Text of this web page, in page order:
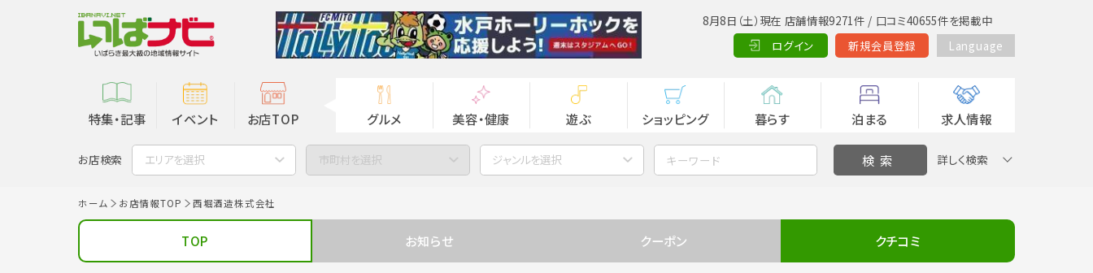
8月8日（土）現在 店舗情報9271件 / 口コミ40655件を掲載中
ログイン
新規会員登録 Language
特集・記事 イベント お店TOP グルメ 美容・健康 遊ぶ ショッピング 暮らす 泊まる 求人情報
お店検索 エリアを選択 市町村を選択 ジャンルを選択 詳しく検索
ホーム お店情報TOP 西堀酒造株式会社
TOP お知らせ クーポン クチコミ